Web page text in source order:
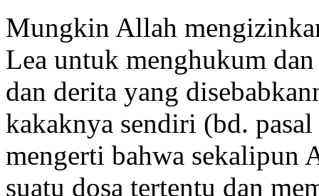
Mungkin Allah
Lea untuk menghukum
dan derita yang
kakaknya sendiri (bd. pasal
mengerti bahwa sekalipun
suatu dosa tertentu dan